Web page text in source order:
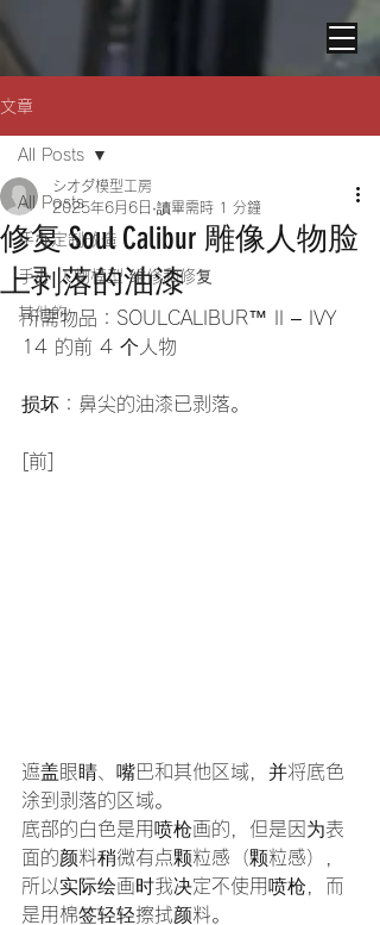
文章
All Posts
手办定制改造
手办 人物模型 维修和修复
其他的
All Posts
修复 Soul Calibur 雕像人物脸
上剥落的油漆
シオダ模型工房
2025年6月6日 讀畢需時 1 分鐘
所需物品：SOULCALIBUR™ II – IVY
14 的前 4 个人物
损坏：鼻尖的油漆已剥落。
[前]
遮盖眼睛、嘴巴和其他区域，并将底色
涂到剥落的区域。
底部的白色是用喷枪画的，但是因为表
面的颜料稍微有点颗粒感（颗粒感），
所以实际绘画时我决定不使用喷枪，而
是用棉签轻轻擦拭颜料。